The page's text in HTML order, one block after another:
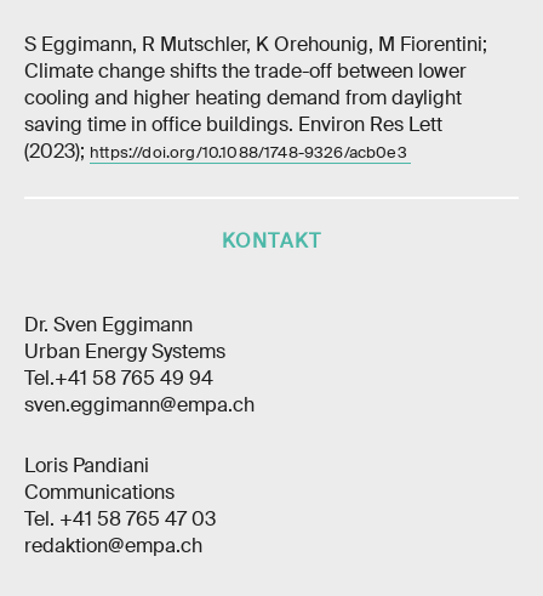
S Eggimann, R Mutschler, K Orehounig, M Fiorentini;
Climate change shifts the trade-off between lower
cooling and higher heating demand from daylight
saving time in office buildings. Environ Res Lett
(2023); https://doi.org/10.1088/1748-9326/acb0e3
KONTAKT
Dr. Sven Eggimann
Urban Energy Systems
Tel.+41 58 765 49 94
sven.eggimann@empa.ch
Loris Pandiani
Communications
Tel. +41 58 765 47 03
redaktion@empa.ch